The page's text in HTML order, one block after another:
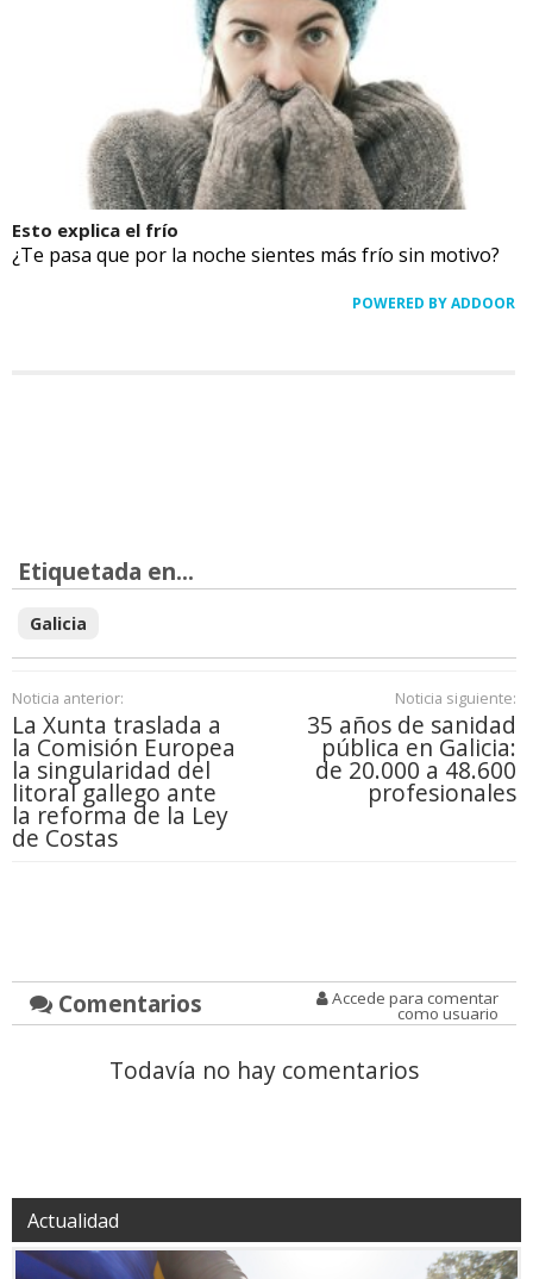
Esto explica el frío
¿Te pasa que por la noche sientes más frío sin motivo?
POWERED BY ADDOOR
Etiquetada en...
Galicia
Noticia anterior:
La Xunta traslada a
la Comisión Europea
la singularidad del
litoral gallego ante
la reforma de la Ley
de Costas
Noticia siguiente:
35 años de sanidad
pública en Galicia:
de 20.000 a 48.600
profesionales
Comentarios Accede para comentar
como usuario
Todavía no hay comentarios
Actualidad